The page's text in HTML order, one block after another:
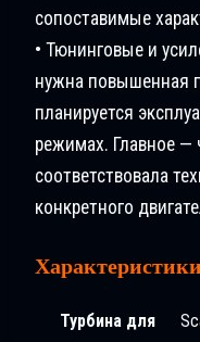
сопоставимые
• Тюнинговые и
нужна повышенная
планируется
режимах. Главное —
соответствовала
конкретного
Турбина для